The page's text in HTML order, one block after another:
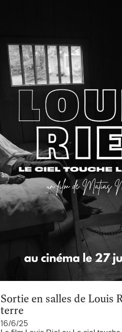
Sortie en salles de Louis
terre
16/6/25